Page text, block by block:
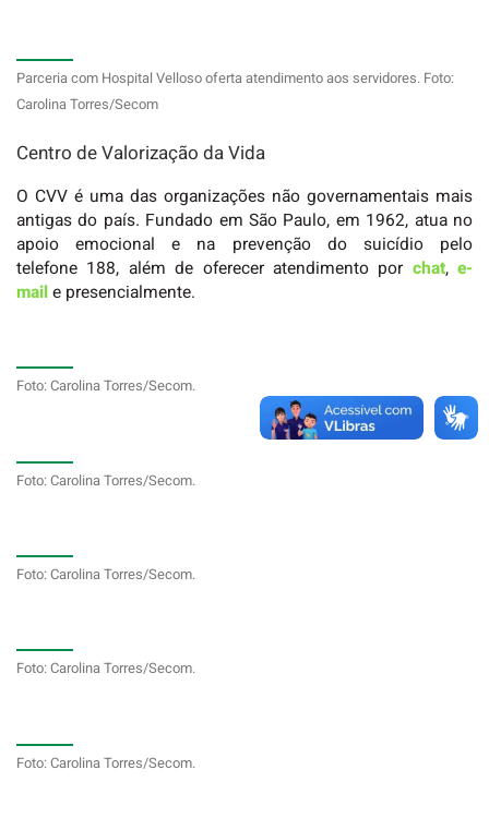
Parceria com Hospital Velloso oferta atendimento aos servidores. Foto:
Carolina Torres/Secom
Centro de Valorização da Vida
O CVV é uma das organizações não governamentais mais
antigas do país. Fundado em São Paulo, em 1962, atua no
apoio emocional e na prevenção do suicídio pelo
telefone 188, além de oferecer atendimento por chat, e-
maile presencialmente.
Foto: Carolina Torres/Secom.
Foto: Carolina Torres/Secom.
Foto: Carolina Torres/Secom.
Foto: Carolina Torres/Secom.
Foto: Carolina Torres/Secom.